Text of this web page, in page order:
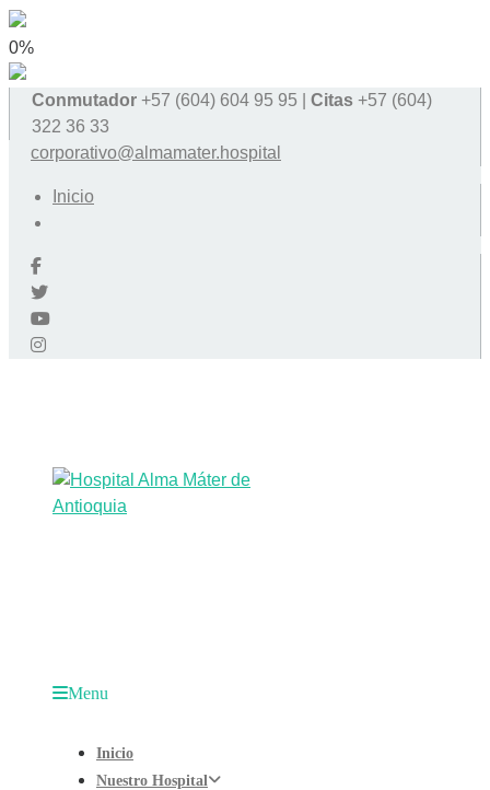
0%
Conmutador +57 (604) 604 95 95 | Citas +57 (604)
322 36 33
corporativo@almamater.hospital
Inicio
Menu
Inicio
Nuestro Hospital